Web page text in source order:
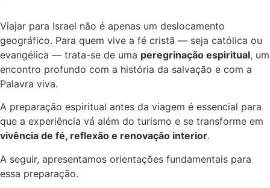
Viajar para Israel não é apenas um deslocamento
geográfico. Para quem vive a fé cristã — seja católica ou
evangélica — trata-se de uma peregrinação espiritual, um
encontro profundo com a história da salvação e com a
Palavra viva.
A preparação espiritual antes da viagem é essencial para
que a experiência vá além do turismo e se transforme em
vivência de fé, reflexão e renovação interior.
A seguir, apresentamos orientações fundamentais para
essa preparação.